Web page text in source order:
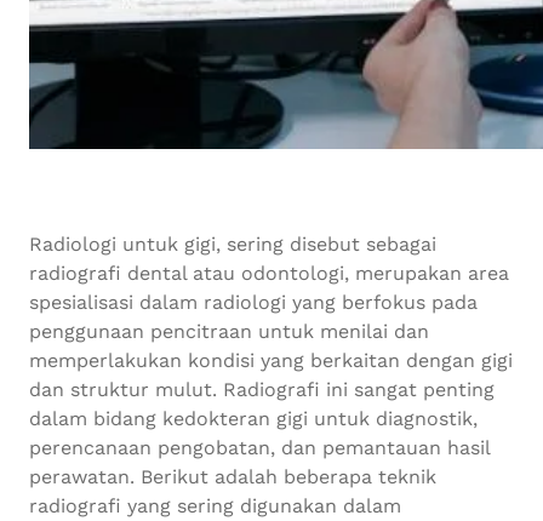
Radiologi untuk gigi, sering disebut sebagai
radiografi dental atau odontologi, merupakan area
spesialisasi dalam radiologi yang berfokus pada
penggunaan pencitraan untuk menilai dan
memperlakukan kondisi yang berkaitan dengan gigi
dan struktur mulut. Radiografi ini sangat penting
dalam bidang kedokteran gigi untuk diagnostik,
perencanaan pengobatan, dan pemantauan hasil
perawatan. Berikut adalah beberapa teknik
radiografi yang sering digunakan dalam